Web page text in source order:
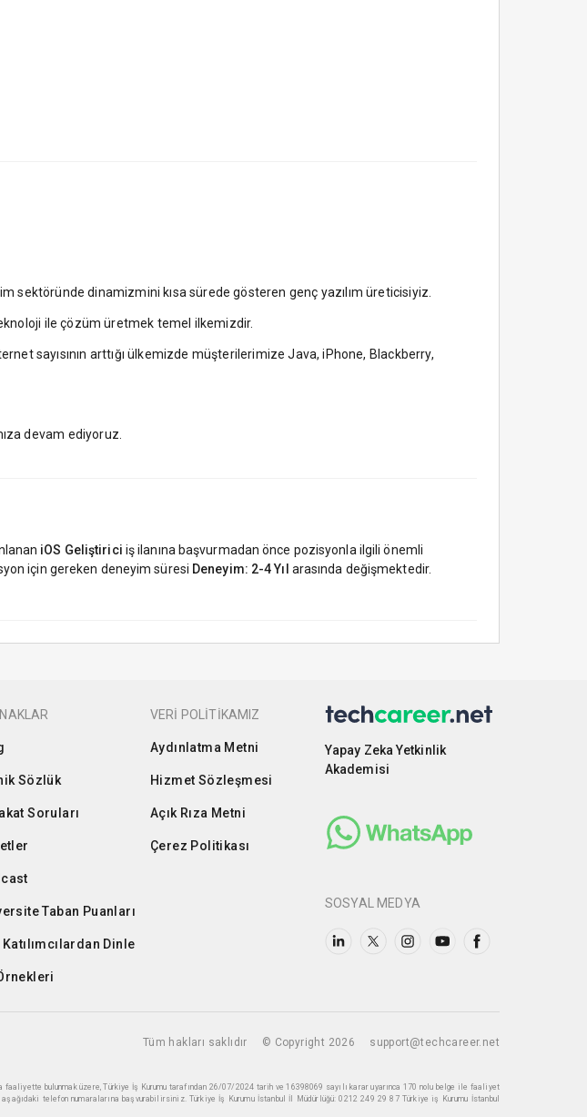
sektöründe dinamizmini kısa sürede gösteren genç yazılım üreticisiyiz.
ile çözüm üretmek temel ilkemizdir.
sayısının arttığı ülkemizde müşterilerimize Java, iPhone, Blackberry,
devam ediyoruz.
iOS Geliştirici iş ilanına başvurmadan önce pozisyonla ilgili önemli
için gereken deneyim süresi Deneyim: 2-4 Yıl arasında değişmektedir.
Sözlük
Soruları
Taban Puanları
Dinle
VERİ POLİTİKAMIZ
Aydınlatma Metni
Hizmet Sözleşmesi
Açık Rıza Metni
Çerez Politikası
Yapay Zeka Yetkinlik
Akademisi
SOSYAL MEDYA
Tüm hakları saklıdır © Copyright 2026 support@techcareer.net
bulunmak üzere, Türkiye İş Kurumu tarafından 26/07/2024 tarih ve 16398069 sayılı karar uyarınca 170 nolu belge ile faaliyet
telefon numaralarına başvurabilirsiniz. Türkiye İş Kurumu İstanbul İl Müdürlüğü: 0212 249 29 87 Türkiye iş Kurumu İstanbul